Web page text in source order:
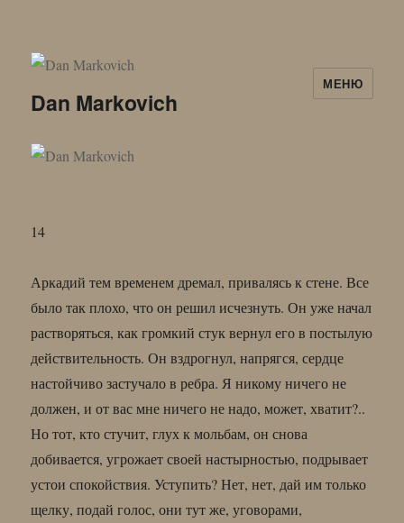
Dan Markovich
МЕНЮ
14
Аркадий тем временем дремал, привалясь к стене. Все
было так плохо, что он решил исчезнуть. Он уже начал
растворяться, как громкий стук вернул его в постылую
действительность. Он вздрогнул, напрягся, сердце
настойчиво застучало в ребра. Я никому ничего не
должен, и от вас мне ничего не надо, может, хватит?..
Но тот, кто стучит, глух к мольбам, он снова
добивается, угрожает своей настырностью, подрывает
устои спокойствия. Уступить? Нет, нет, дай им только
щелку, подай голос, они тут же, уговорами,